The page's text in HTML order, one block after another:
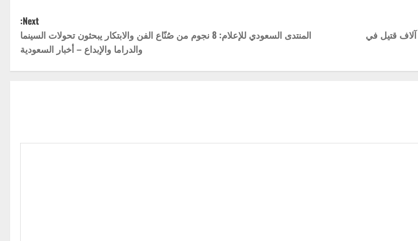
الهدوء يعود إلى طهران ومدن اخرى.. مع انباء عن وقوع أكثر من 3 آلاف قتيل في
Next:
المنتدى السعودي للإعلام: 8 نجوم من صُنّاع الفن والابتكار يبحثون تحولات السينما
والدراما والإبداع – أخبار السعودية